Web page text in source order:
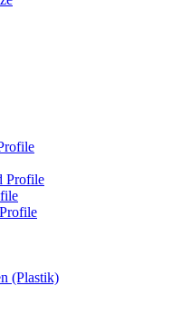
Profile
(Plastik)